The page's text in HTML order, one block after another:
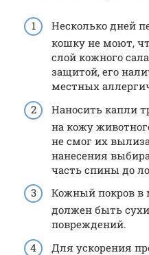
Несколько дней
кошку не моют,
слой кожного
защитой, его
местных
Наносить капли
на кожу
не смог их
нанесения
часть спины до
Кожный покров в
должен быть
повреждений.
Для ускорения